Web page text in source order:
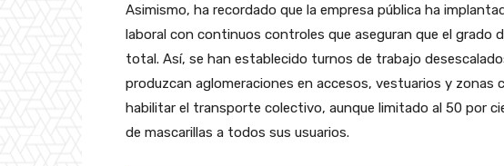
Asimismo, ha recordado que la empresa pública ha
laboral con continuos controles que aseguran que el grado
total. Así, se han establecido turnos de trabajo
produzcan aglomeraciones en accesos, vestuarios y zonas
habilitar el transporte colectivo, aunque limitado al 50 por
de mascarillas a todos sus usuarios.